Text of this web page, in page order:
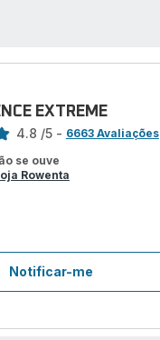
Notificar-me
TURBO
EXTREME
4.8 /5 - 6663 Avaliações
se ouve
Rowenta